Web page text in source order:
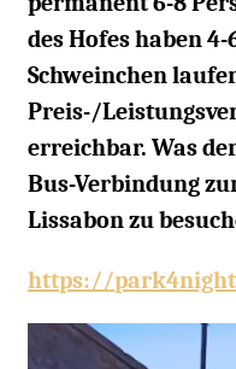
des Hofes haben
Schweinchen
Preis-/
erreichbar. Was
Bus-Verbindung
Lissabon zu
https://